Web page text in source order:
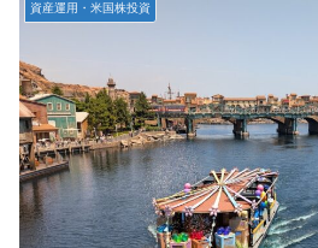
資産運用・米国株投資